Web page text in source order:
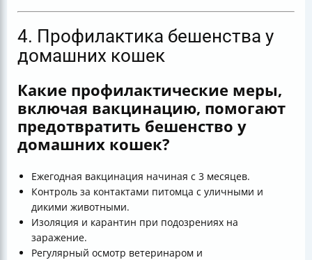
4. Профилактика бешенства у
домашних кошек
Какие профилактические меры,
включая вакцинацию, помогают
предотвратить бешенство у
домашних кошек?
Ежегодная вакцинация начиная с 3 месяцев.
Контроль за контактами питомца с уличными и
дикими животными.
Изоляция и карантин при подозрениях на
заражение.
Регулярный осмотр ветеринаром и